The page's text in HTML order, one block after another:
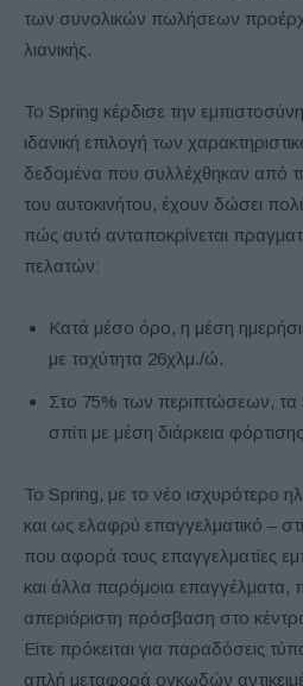
των συνολικών πωλήσεων
λιανικής.
Το Spring κέρδισε την
ιδανική επιλογή των
δεδομένα που συλλέχθηκαν από
του αυτοκινήτου, έχουν δώσει
πώς αυτό ανταποκρίνεται
πελατών:
Κατά μέσο όρο, η μέση
με ταχύτητα 26χλμ./ώ.
Στο 75% των περιπτώσεων, τα
σπίτι με μέση διάρκεια
Το Spring, με το νέο ισχυρότερο
και ως ελαφρύ επαγγελματικό –
που αφορά τους επαγγελματίες
και άλλα παρόμοια επαγγέλματα,
απεριόριστη πρόσβαση στο
Είτε πρόκειται για παραδόσεις
απλή μεταφορά ογκωδών